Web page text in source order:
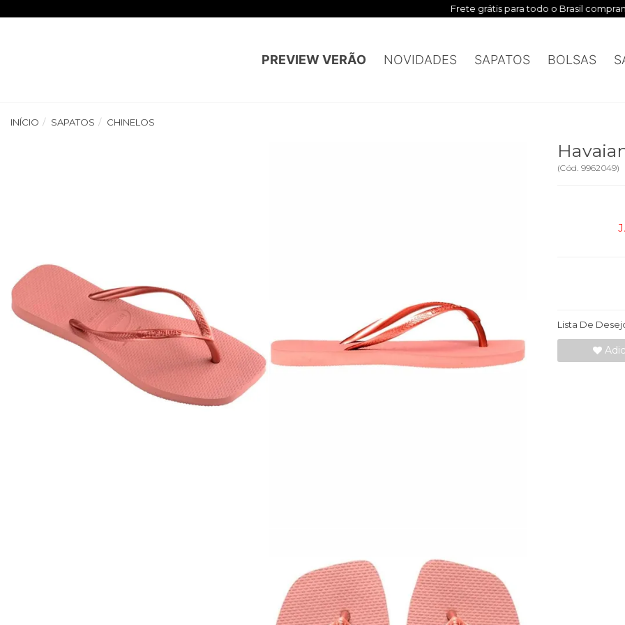
Frete grátis para todo o Brasil comprando R$ 899,00
PREVIEW VERÃO NOVIDADES SAPATOS BOLSAS
INÍCIO SAPATOS CHINELOS
(Cód. 9962049)
Lista De